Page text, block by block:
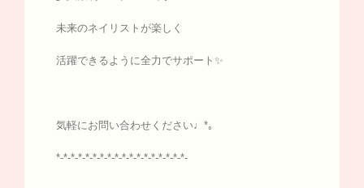
未来のネイリストが楽しく
活躍できるように全力でサポート✨
気軽にお問い合わせください♩*｡
*-*-*-*-*-*-*-*-*-*-*-*-*-*-*-*-*-*-